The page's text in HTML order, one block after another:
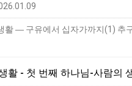
활 - 첫 번째 하나님-사람의